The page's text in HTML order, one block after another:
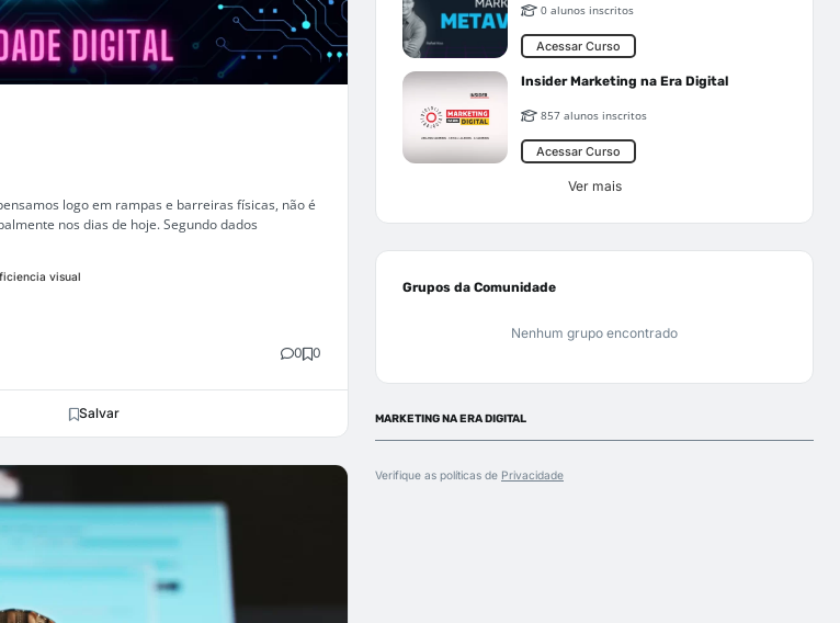
logo em rampas e barreiras físicas, não é
nos dias de hoje. Segundo dados
visual
0 0
Salvar
0 alunos inscritos
Acessar Curso
Insider Marketing na Era Digital
857 alunos inscritos
Acessar Curso
Ver mais
Grupos da Comunidade
Nenhum grupo encontrado
MARKETING NA ERA DIGITAL
Verifique as políticas de Privacidade